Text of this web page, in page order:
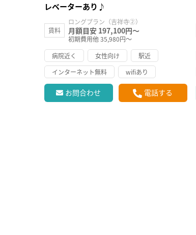
レベーターあり♪
賃料
ロングプラン（吉祥寺②）
月額目安 197,100円～
初期費用他 35,980円～
病院近く
女性向け
駅近
インターネット無料
wifiあり
お問合わせ 電話する